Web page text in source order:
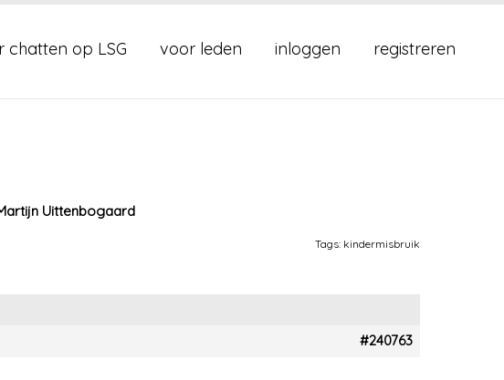
chatten op LSG voor leden inloggen registreren
Uittenbogaard
Tags: kindermisbruik
#240763